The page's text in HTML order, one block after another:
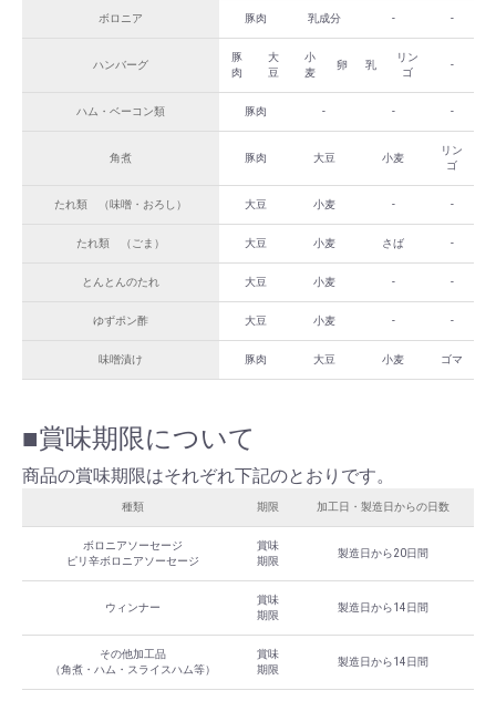
ボロニア 豚肉 乳成分 - -
ハンバーグ
豚
肉
大
豆
小
麦
卵 乳
リン
ゴ
-
ハム・ベーコン類 豚肉 - - -
角煮 豚肉 大豆 小麦
リン
ゴ
たれ類 （味噌・おろし） 大豆 小麦 - -
たれ類 （ごま） 大豆 小麦 さば -
とんとんのたれ 大豆 小麦 - -
ゆずポン酢 大豆 小麦 - -
味噌漬け 豚肉 大豆 小麦 ゴマ
■賞味期限について
商品の賞味期限はそれぞれ下記のとおりです。
種類 期限 加工日・製造日からの日数
ボロニアソーセージ
ピリ辛ボロニアソーセージ
賞味
期限
製造日から20日間
ウィンナー
賞味
期限
製造日から14日間
その他加工品
（角煮・ハム・スライスハム等）
賞味
期限
製造日から14日間